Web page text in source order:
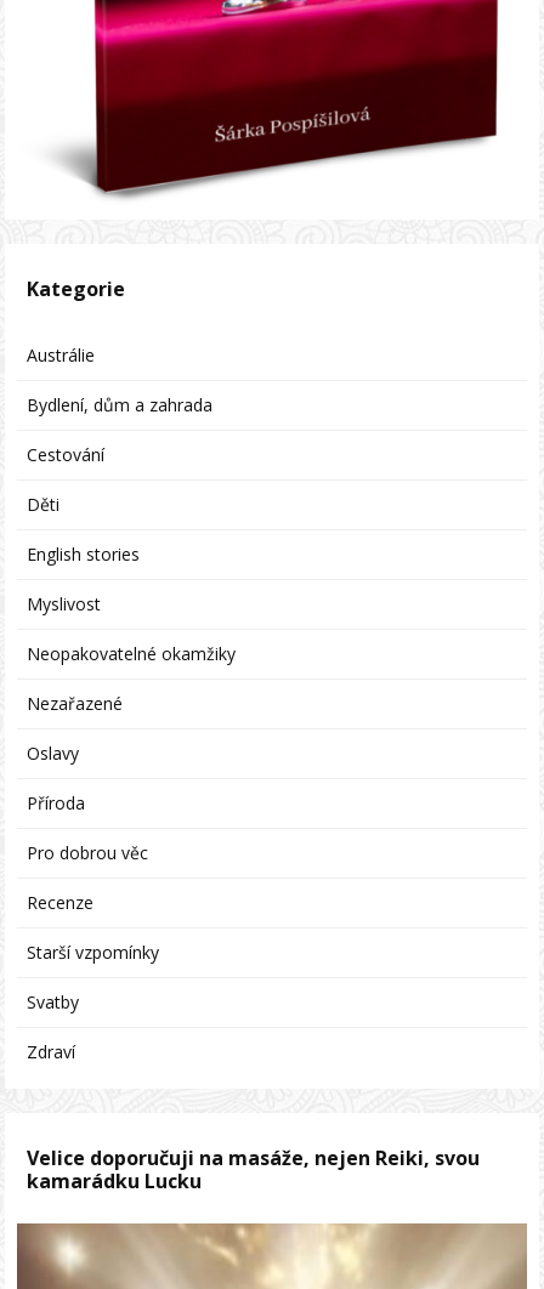
Kategorie
Austrálie
Bydlení, dům a zahrada
Cestování
Děti
English stories
Myslivost
Neopakovatelné okamžiky
Nezařazené
Oslavy
Příroda
Pro dobrou věc
Recenze
Starší vzpomínky
Svatby
Zdraví
Velice doporučuji na masáže, nejen Reiki, svou
kamarádku Lucku